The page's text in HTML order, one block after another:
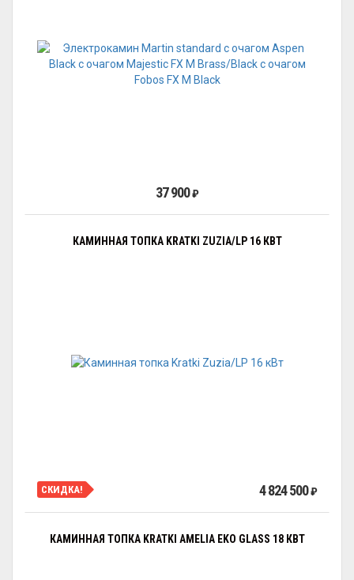
37 900₽
КАМИННАЯ ТОПКА KRATKI ZUZIA/LP 16 КВТ
СКИДКА! 4 824 500₽
КАМИННАЯ ТОПКА KRATKI AMELIA EKO GLASS 18 КВТ